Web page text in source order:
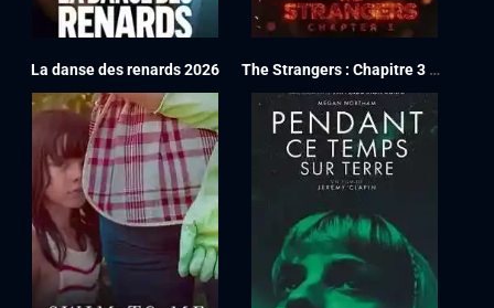
La danse des renards 2026 The Strangers : Chapitre 3 2026